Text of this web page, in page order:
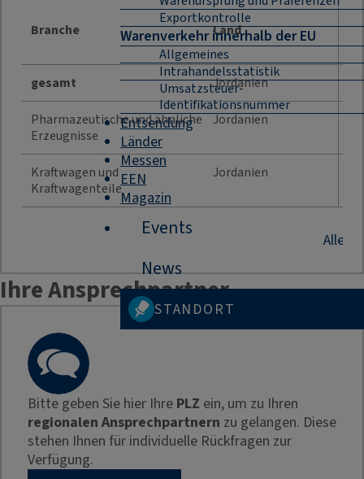
Exportkontrolle
Warenverkehr innerhalb der EU
Allgemeines
Intrahandelsstatistik
Umsatzsteuer-
Identifikationsnummer
Entsendung
Länder
Messen
EEN
Magazin
Events
News
STANDORT
Branche Land
gesamt Jordanien
Pharmazeutische und ähnliche
Erzeugnisse
Jordanien
Kraftwagen und
Kraftwagenteile
Jordanien
Alle
Ihre Ansprechpartner
Bitte geben Sie hier Ihre PLZ ein, um zu Ihren
regionalen Ansprechpartnern zu gelangen. Diese
stehen Ihnen für individuelle Rückfragen zur
Verfügung.